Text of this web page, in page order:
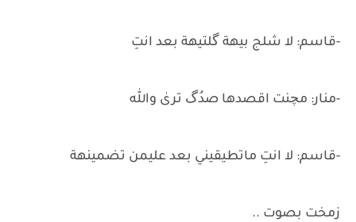
-قاسم: لا شلج بيهة گلتيهة بعد انتِ
-منار: مچنت اقصدها صدُگ ترىٰ والله
-قاسم: لا انتِ ماتطيقيني بعد عليمن تضمينهة
زمخت بصوت ..